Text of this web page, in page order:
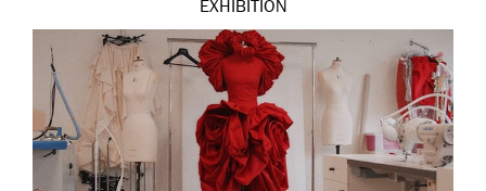
EXHIBITION